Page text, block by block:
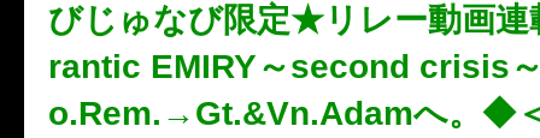
びじゅなび限定★リレー動画連
rantic EMIRY～second crisis
o.Rem.→Gt.&Vn.Adamへ。◆